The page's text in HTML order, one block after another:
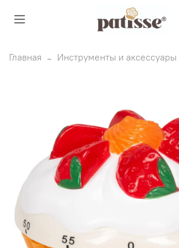
Главная Инструменты и